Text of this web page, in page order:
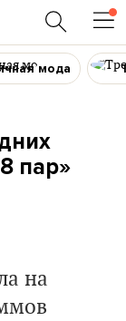
мода
пар»
на